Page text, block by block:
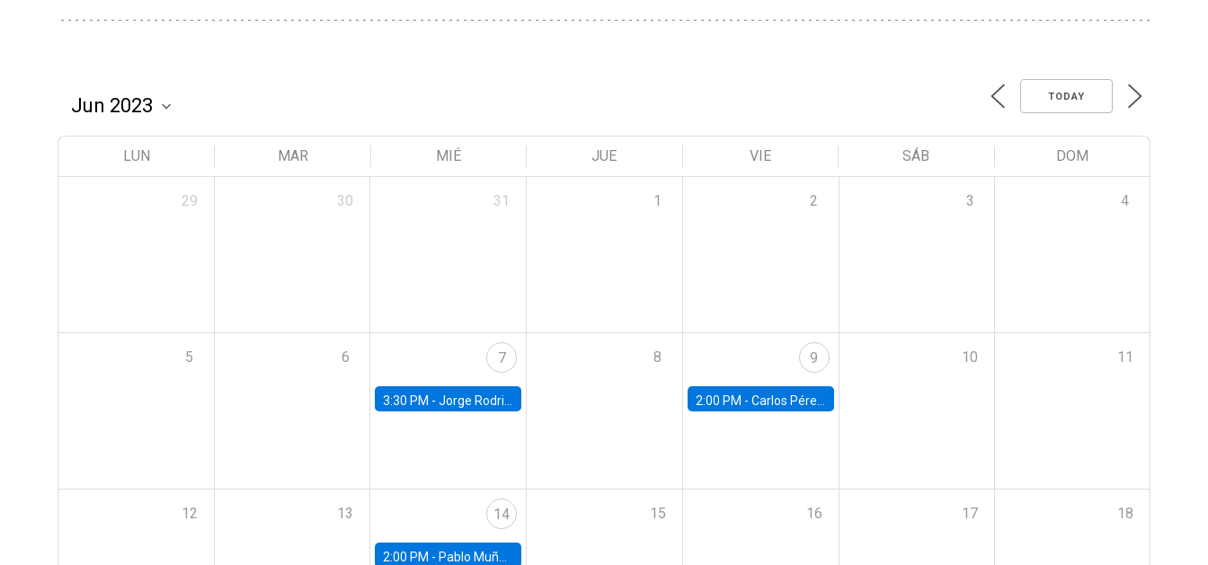
TODAY
LUN MAR MIÉ JUE VIE SÁB DOM
29 30 31 1 2 3 4
5 6 7
3:30 PM -Jorge Rodriguez, Universidad de Los Andes
8 9
2:00 PM - Carlos Pérez, Universidad Finis Terrae
10 11
12 13 14
2:00 PM - Pablo Muñoz, Universidad de Chile
15 16 17 18